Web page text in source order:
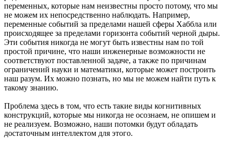
переменных, которые нам неизвестны просто потому, что мы
не можем их непосредственно наблюдать. Например,
переменные событий за пределами нашей сферы Хаббла или
происходящее за пределами горизонта событий черной дыры.
Эти события никогда не могут быть известны нам по той
простой причине, что наши инженерные возможности не
соответствуют поставленной задаче, а также по причинам
ограничений науки и математики, которые может построить
наш разум. Их можно познать, но мы не можем найти путь к
такому знанию.
Проблема здесь в том, что есть такие виды когнитивных
конструкций, которые мы никогда не осознаем, не опишем и
не реализуем. Возможно, наши потомки будут обладать
достаточным интеллектом для этого.